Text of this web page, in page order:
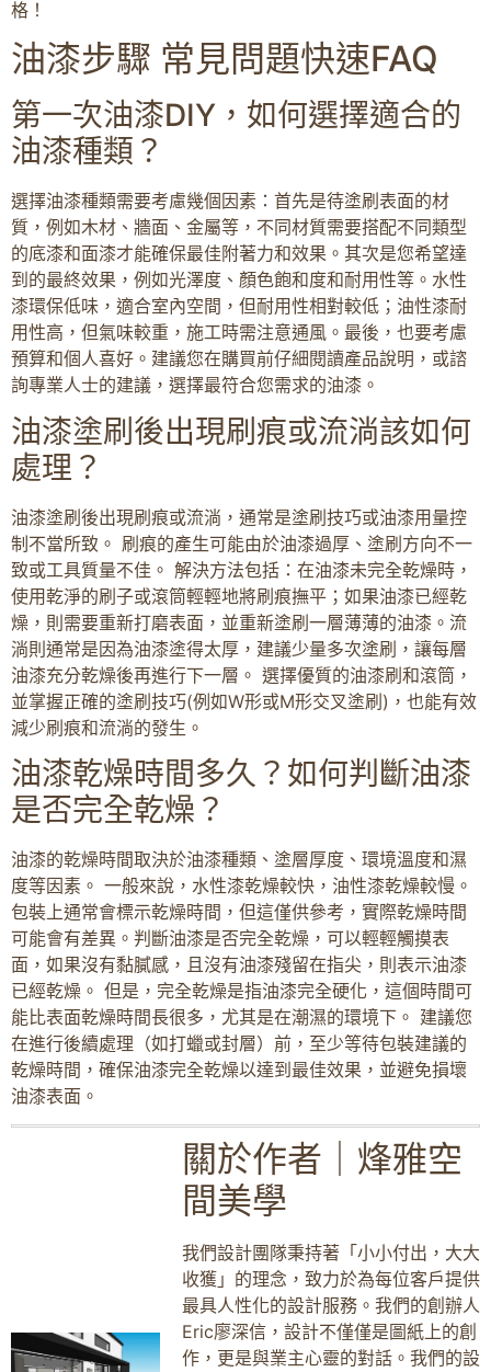
格！
油漆步驟 常見問題快速FAQ
第一次油漆DIY，如何選擇適合的
油漆種類？
選擇油漆種類需要考慮幾個因素：首先是待塗刷表面的材
質，例如木材、牆面、金屬等，不同材質需要搭配不同類型
的底漆和面漆才能確保最佳附著力和效果。其次是您希望達
到的最終效果，例如光澤度、顏色飽和度和耐用性等。水性
漆環保低味，適合室內空間，但耐用性相對較低；油性漆耐
用性高，但氣味較重，施工時需注意通風。最後，也要考慮
預算和個人喜好。建議您在購買前仔細閱讀產品說明，或諮
詢專業人士的建議，選擇最符合您需求的油漆。
油漆塗刷後出現刷痕或流淌該如何
處理？
油漆塗刷後出現刷痕或流淌，通常是塗刷技巧或油漆用量控
制不當所致。 刷痕的產生可能由於油漆過厚、塗刷方向不一
致或工具質量不佳。 解決方法包括：在油漆未完全乾燥時，
使用乾淨的刷子或滾筒輕輕地將刷痕撫平；如果油漆已經乾
燥，則需要重新打磨表面，並重新塗刷一層薄薄的油漆。流
淌則通常是因為油漆塗得太厚，建議少量多次塗刷，讓每層
油漆充分乾燥後再進行下一層。 選擇優質的油漆刷和滾筒，
並掌握正確的塗刷技巧(例如W形或M形交叉塗刷)，也能有效
減少刷痕和流淌的發生。
油漆乾燥時間多久？如何判斷油漆
是否完全乾燥？
油漆的乾燥時間取決於油漆種類、塗層厚度、環境溫度和濕
度等因素。 一般來說，水性漆乾燥較快，油性漆乾燥較慢。
包裝上通常會標示乾燥時間，但這僅供參考，實際乾燥時間
可能會有差異。判斷油漆是否完全乾燥，可以輕輕觸摸表
面，如果沒有黏膩感，且沒有油漆殘留在指尖，則表示油漆
已經乾燥。 但是，完全乾燥是指油漆完全硬化，這個時間可
能比表面乾燥時間長很多，尤其是在潮濕的環境下。 建議您
在進行後續處理（如打蠟或封層）前，至少等待包裝建議的
乾燥時間，確保油漆完全乾燥以達到最佳效果，並避免損壞
油漆表面。
關於作者｜烽雅空
間美學
我們設計團隊秉持著「小小付出，大大
收獲」的理念，致力於為每位客戶提供
最具人性化的設計服務。我們的創辦人
Eric廖深信，設計不僅僅是圖紙上的創
作，更是與業主心靈的對話。我們的設